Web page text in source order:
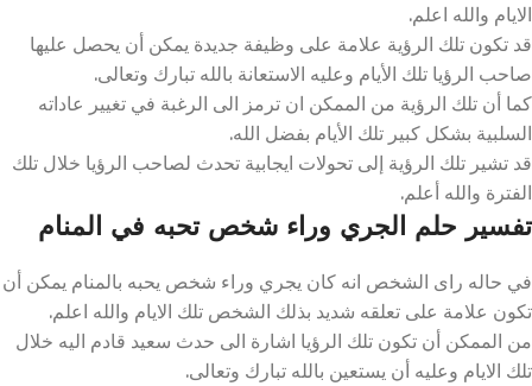
الايام والله اعلم.
قد تكون تلك الرؤية علامة على وظيفة جديدة يمكن أن يحصل عليها
صاحب الرؤيا تلك الأيام وعليه الاستعانة بالله تبارك وتعالى.
كما أن تلك الرؤية من الممكن ان ترمز الى الرغبة في تغيير عاداته
السلبية بشكل كبير تلك الأيام بفضل الله.
قد تشير تلك الرؤية إلى تحولات ايجابية تحدث لصاحب الرؤيا خلال تلك
الفترة والله أعلم.
تفسير حلم الجري وراء شخص تحبه في المنام
في حاله راى الشخص انه كان يجري وراء شخص يحبه بالمنام يمكن أن
تكون علامة على تعلقه شديد بذلك الشخص تلك الايام والله اعلم.
من الممكن أن تكون تلك الرؤيا اشارة الى حدث سعيد قادم اليه خلال
تلك الايام وعليه أن يستعين بالله تبارك وتعالى.